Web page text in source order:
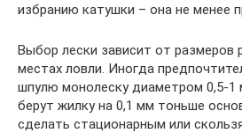
избранию катушки – она не менее
Выбор лески зависит от
местах ловли. Иногда
шпулю монолеску диаметром 0,5-1
берут жилку на 0,1 мм тоньше
сделать стационарным или